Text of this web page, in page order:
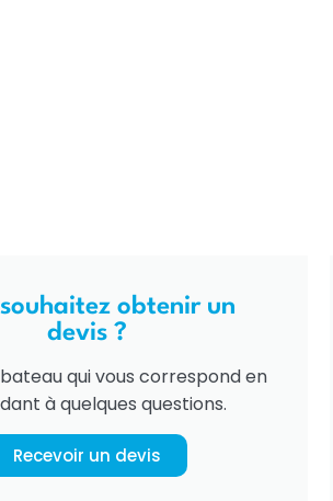
obtenir un
devis ?
qui vous correspond en
à quelques questions.
Recevoir un devis